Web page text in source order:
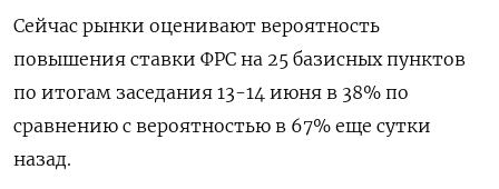
Сейчас рынки оценивают вероятность
повышения ставки ФРС на 25 базисных пунктов
по итогам заседания 13-14 июня в 38% по
сравнению с вероятностью в 67% еще сутки
назад.